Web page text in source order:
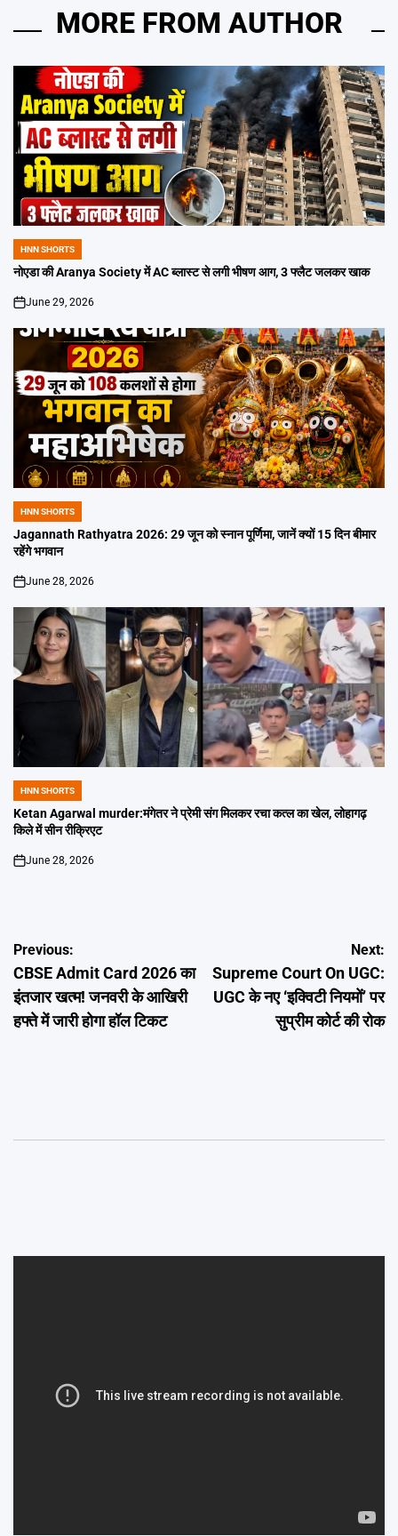
MORE FROM AUTHOR
POSTED
IN
HNN SHORTS
नोएडा की Aranya Society में AC ब्लास्ट से लगी भीषण आग, 3 फ्लैट जलकर खाक
on
June 29, 2026
POSTED
IN
HNN SHORTS
Jagannath Rathyatra 2026: 29 जून को स्नान पूर्णिमा, जानें क्यों 15 दिन बीमार
रहेंगे भगवान
on
June 28, 2026
POSTED
IN
HNN SHORTS
Ketan Agarwal murder:मंगेतर ने प्रेमी संग मिलकर रचा कत्ल का खेल, लोहागढ़
किले में सीन रीक्रिएट
on
June 28, 2026
Post
navigation
Previous:
CBSE Admit Card 2026 का
इंतजार खत्म! जनवरी के आखिरी
हफ्ते में जारी होगा हॉल टिकट
Next:
Supreme Court On UGC:
UGC के नए ‘इक्विटी नियमों’ पर
सुप्रीम कोर्ट की रोक